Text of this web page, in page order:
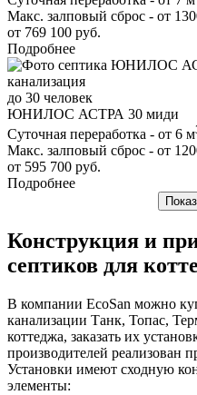
Макс. залповый сброс - от
от 769 100 руб.
Подробнее
до 30 человек
ЮНИЛОС АСТРА 30 миди
Суточная переработка - от 6 м
Макс. залповый сброс - от
от 595 700 руб.
Подробнее
Конструкция и
септиков для
В компании EcoSan можно
канализации Танк, Топас,
коттеджа, заказать их
производителей реализован
Установки имеют сходную
элементы: